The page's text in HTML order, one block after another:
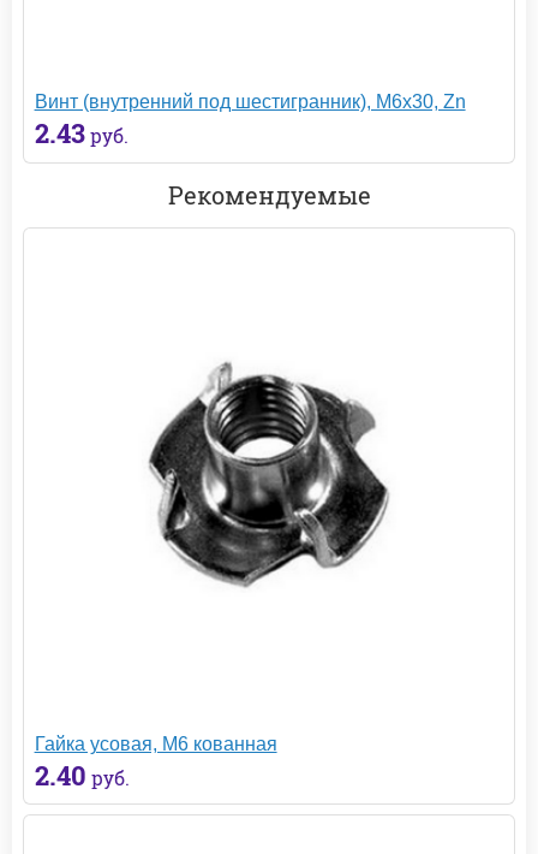
Винт (внутренний под шестигранник), М6х30, Zn
2.43 руб.
Рекомендуемые
Гайка усовая, М6 кованная
2.40 руб.